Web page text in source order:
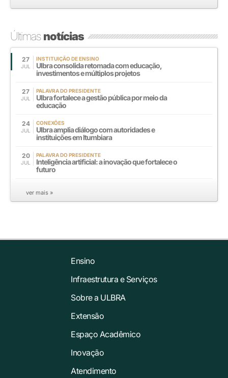
Últimasnotícias
27
JUL
INSTITUIÇÃO DE ENSINO
Ulbra consolida retomada com educação,
investimentos e múltiplos projetos
27
JUL
PALAVRA DO PRESIDENTE
Ulbra fortalece a gestão pública por meio da
educação
24
JUL
CONEXÕES
Ulbra amplia diálogo com autoridades e
instituições em Itumbiara
20
JUL
PALAVRA DO PRESIDENTE
Inteligência artificial: a inovação que fortalece o
futuro
ver mais »
Ensino
Infraestrutura e Serviços
Sobre a ULBRA
Extensão
Espaço Acadêmico
Inovação
Atendimento